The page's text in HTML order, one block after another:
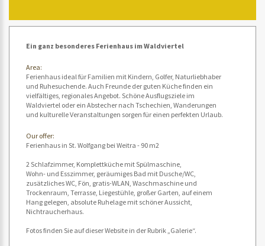
Ein ganz besonderes Ferienhaus im Waldviertel
Area:
Ferienhaus ideal für Familien mit Kindern, Golfer, Naturliebhaber
und Ruhesuchende. Auch Freunde der guten Küche finden ein
vielfältiges, regionales Angebot. Schöne Ausflugsziele im
Waldviertel oder ein Abstecher nach Tschechien, Wanderungen
und kulturelle Veranstaltungen sorgen für einen perfekten Urlaub.
Our offer:
Ferienhaus in St. Wolfgang bei Weitra - 90 m2
2 Schlafzimmer, Komplettküche mit Spülmaschine,
Wohn- und Esszimmer, geräumiges Bad mit Dusche/WC,
zusätzliches WC, Fön, gratis-WLAN, Waschmaschine und
Trockenraum, Terrasse, Liegestühle, großer Garten, auf einem
Hang gelegen, absolute Ruhelage mit schöner Aussicht,
Nichtraucherhaus.
Fotos finden Sie auf dieser Website in der Rubrik „Galerie“.